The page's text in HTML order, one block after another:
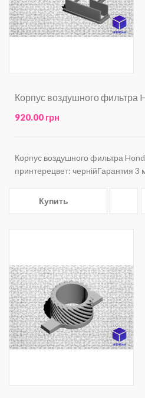
Корпус воздушного фильтра
920.00 грн
Корпус воздушного фильтра
принтерецвет: чернійГарантия 3
Купить